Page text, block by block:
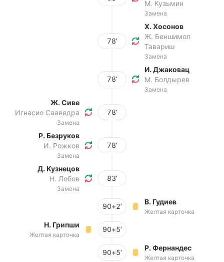
М. Кузьмин
Замена
78’
Х. Хосонов
Ж. Беншимол
Тавариш
Замена
78’
И. Джаковац
М. Болдырев
Замена
Ж. Сиве
Игнасио Сааведра
Замена
78’
Р. Безруков
И. Рожков
Замена
78’
Д. Кузнецов
Н. Лобов
Замена
83’
90+2’
В. Гудиев
Желтая карточка
Н. Грипши
Желтая карточка
90+5’
90+5’
Р. Фернандес
Желтая карточка